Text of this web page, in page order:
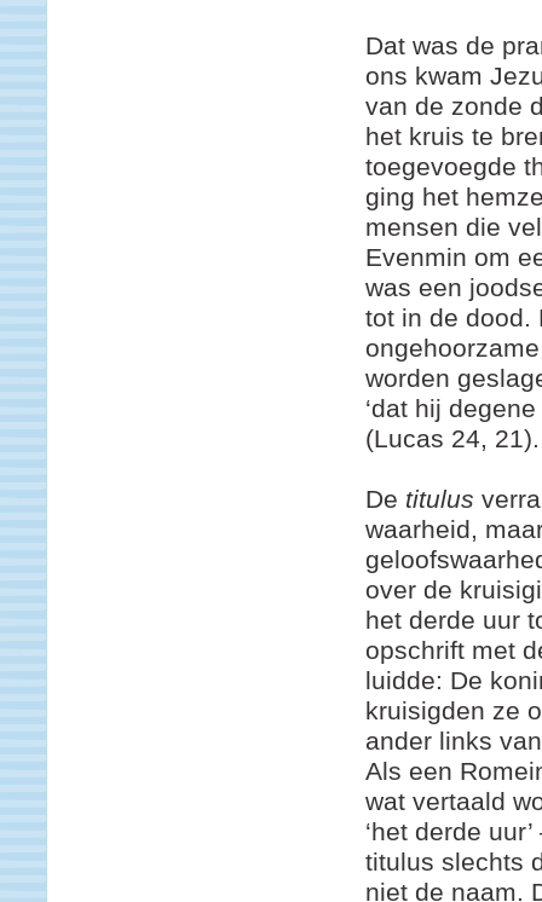
Dat was de
ons kwam
van de zonde
het kruis te
toegevoegde
ging het
mensen die
Evenmin om
was een
tot in de dood.
worden
‘dat hij
(Lucas 24, 21).
De titulus
waarheid,
over de
het derde uur
opschrift met
luidde: De
kruisigden ze
ander links
Als een
wat vertaald
‘het derde
titulus slechts
niet de naam.